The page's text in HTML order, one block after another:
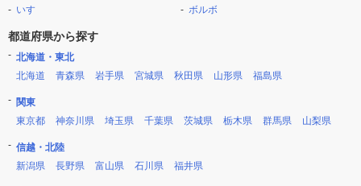
いすゞ
ボルボ
都道府県から探す
北海道・東北
北海道
青森県 岩手県 宮城県 秋田県 山形県 福島県
関東
東京都
神奈川県 埼玉県 千葉県 茨城県 栃木県 群馬県 山梨県
信越・北陸
新潟県
長野県 富山県 石川県 福井県